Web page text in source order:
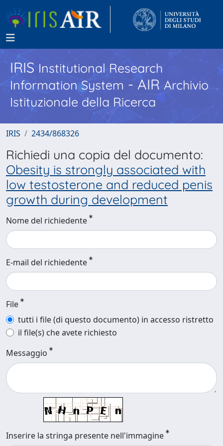
IRISInstitutional Research
Information System - AIR Archivio
Istituzionale della Ricerca
IRIS 2434/868326
Richiedi una copia del documento:
Obesity is strongly associated with
low testosterone and reduced penis
growth during development
Nome del richiedente
E-mail del richiedente
File
tutti i file (di questo documento) in accesso ristretto
il file(s) che avete richiesto
Messaggio
Inserire la stringa presente nell'immagine